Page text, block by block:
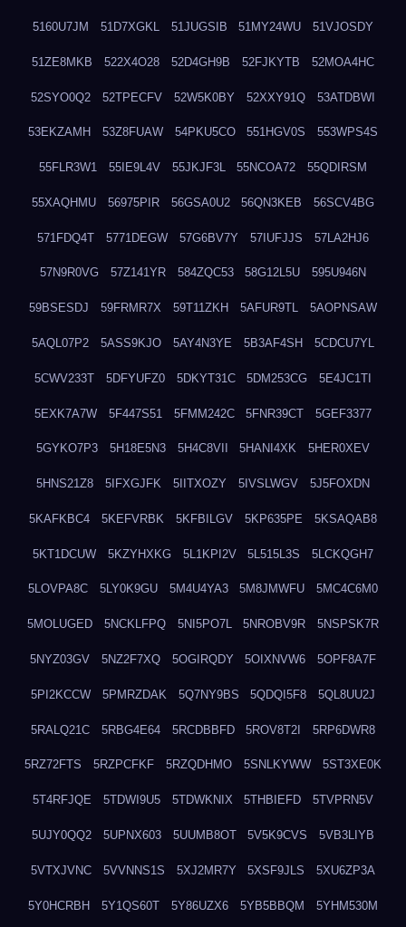
5160U7JM 51D7XGKL 51JUGSIB 51MY24WU 51VJOSDY
51ZE8MKB 522X4O28 52D4GH9B 52FJKYTB 52MOA4HC
52SYO0Q2 52TPECFV 52W5K0BY 52XXY91Q 53ATDBWI
53EKZAMH 53Z8FUAW 54PKU5CO 551HGV0S 553WPS4S
55FLR3W1 55IE9L4V 55JKJF3L 55NCOA72 55QDIRSM
55XAQHMU 56975PIR 56GSA0U2 56QN3KEB 56SCV4BG
571FDQ4T 5771DEGW 57G6BV7Y 57IUFJJS 57LA2HJ6
57N9R0VG 57Z141YR 584ZQC53 58G12L5U 595U946N
59BSESDJ 59FRMR7X 59T11ZKH 5AFUR9TL 5AOPNSAW
5AQL07P2 5ASS9KJO 5AY4N3YE 5B3AF4SH 5CDCU7YL
5CWV233T 5DFYUFZ0 5DKYT31C 5DM253CG 5E4JC1TI
5EXK7A7W 5F447S51 5FMM242C 5FNR39CT 5GEF3377
5GYKO7P3 5H18E5N3 5H4C8VII 5HANI4XK 5HER0XEV
5HNS21Z8 5IFXGJFK 5IITXOZY 5IVSLWGV 5J5FOXDN
5KAFKBC4 5KEFVRBK 5KFBILGV 5KP635PE 5KSAQAB8
5KT1DCUW 5KZYHXKG 5L1KPI2V 5L515L3S 5LCKQGH7
5LOVPA8C 5LY0K9GU 5M4U4YA3 5M8JMWFU 5MC4C6M0
5MOLUGED 5NCKLFPQ 5NI5PO7L 5NROBV9R 5NSPSK7R
5NYZ03GV 5NZ2F7XQ 5OGIRQDY 5OIXNVW6 5OPF8A7F
5PI2KCCW 5PMRZDAK 5Q7NY9BS 5QDQI5F8 5QL8UU2J
5RALQ21C 5RBG4E64 5RCDBBFD 5ROV8T2I 5RP6DWR8
5RZ72FTS 5RZPCFKF 5RZQDHMO 5SNLKYWW 5ST3XE0K
5T4RFJQE 5TDWI9U5 5TDWKNIX 5THBIEFD 5TVPRN5V
5UJY0QQ2 5UPNX603 5UUMB8OT 5V5K9CVS 5VB3LIYB
5VTXJVNC 5VVNNS1S 5XJ2MR7Y 5XSF9JLS 5XU6ZP3A
5Y0HCRBH 5Y1QS60T 5Y86UZX6 5YB5BBQM 5YHM530M